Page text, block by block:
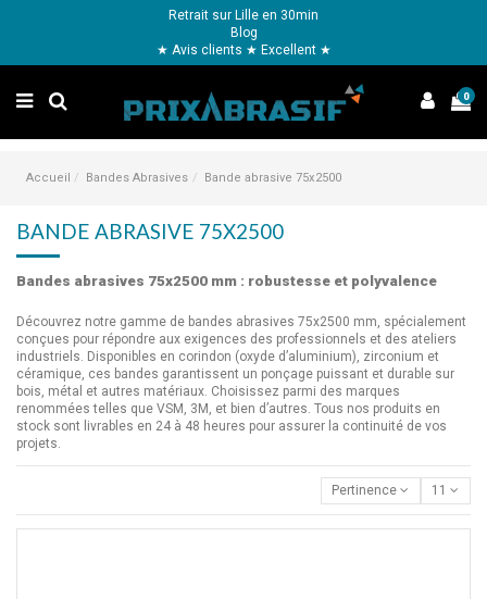
Retrait sur Lille en 30min
Blog
★ Avis clients ★ Excellent ★
0
Accueil Bandes Abrasives Bande abrasive 75x2500
BANDE ABRASIVE 75X2500
Bandes abrasives 75x2500 mm : robustesse et polyvalence
Découvrez notre gamme de bandes abrasives 75x2500 mm, spécialement
conçues pour répondre aux exigences des professionnels et des ateliers
industriels. Disponibles en corindon (oxyde d’aluminium), zirconium et
céramique, ces bandes garantissent un ponçage puissant et durable sur
bois, métal et autres matériaux. Choisissez parmi des marques
renommées telles que VSM, 3M, et bien d’autres. Tous nos produits en
stock sont livrables en 24 à 48 heures pour assurer la continuité de vos
projets.
Pertinence 11